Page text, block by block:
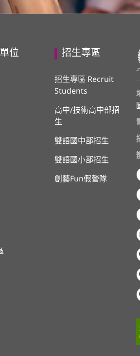
位 招生專區
招生專區 Recruit
Students
高中/技術高中部招
生
雙語國中部招生
雙語國小部招生
創藝Fun假營隊